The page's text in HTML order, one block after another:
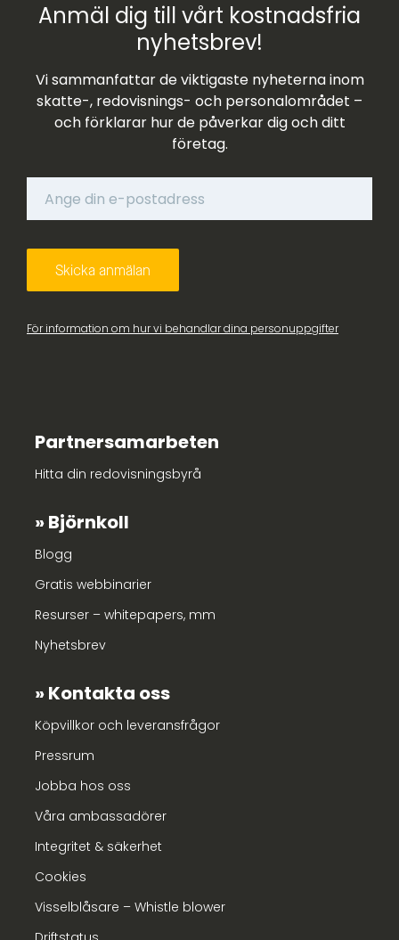
Anmäl dig till vårt kostnadsfria
nyhetsbrev!
Vi sammanfattar de viktigaste nyheterna inom
skatte-, redovisnings- och personalområdet –
och förklarar hur de påverkar dig och ditt
företag.
För information om hur vi behandlar dina personuppgifter
Partnersamarbeten
Hitta din redovisningsbyrå
Björnkoll
Blogg
Gratis webbinarier
Resurser – whitepapers, mm
Nyhetsbrev
Kontakta oss
Köpvillkor och leveransfrågor
Pressrum
Jobba hos oss
Våra ambassadörer
Integritet & säkerhet
Cookies
Visselblåsare – Whistle blower